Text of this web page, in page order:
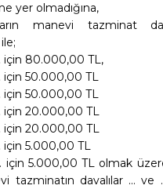
yer olmadığına,
manevi tazminat
için 80.000,00 TL,
için 50.000,00 TL
için 50.000,00 TL
için 20.000,00 TL
için 20.000,00 TL
için 5.000,00 TL
için 5.000,00 TL olmak
tazminatın davalılar ... ve